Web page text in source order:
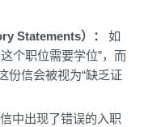
Statements）：
如
个职位需要学位”，而
份信会被视为“缺乏证
中出现了错误的入职